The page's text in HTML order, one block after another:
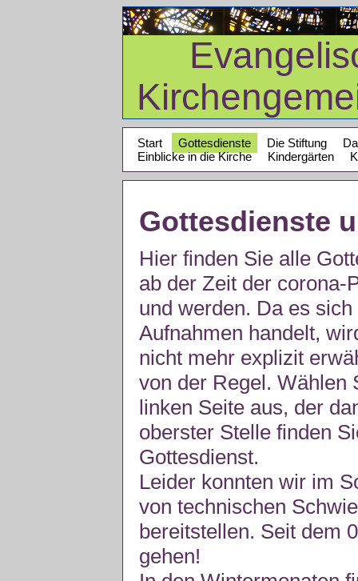
Start Gottesdienste Die Stiftung
Einblicke in die Kirche
Kindergärten
Gottesdienste
Hier finden Sie alle
ab der Zeit der corona-
und werden. Da es
Aufnahmen handelt,
nicht mehr explizit
von der Regel. Wählen
linken Seite aus, der
oberster Stelle finden
Gottesdienst.
Leider konnten wir im
von technischen
bereitstellen. Seit dem
gehen!